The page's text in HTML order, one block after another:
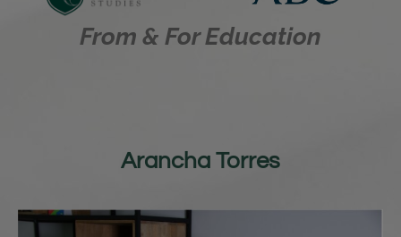
From & For Education
Arancha Torres